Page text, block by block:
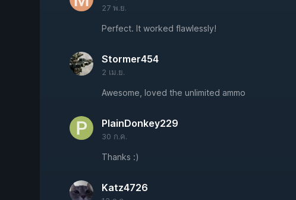
27 พ.ย.
Perfect. It worked flawlessly!
Stormer454
2 เม.ย.
Awesome, loved the unlimited ammo
PlainDonkey229
30 ก.ค.
Thanks :)
Katz4726